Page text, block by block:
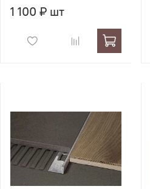
1 100 ₽ шт